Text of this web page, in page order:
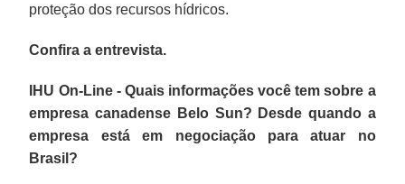
proteção dos recursos hídricos.
Confira a entrevista.
IHU On-Line - Quais informações você tem sobre a
empresa canadense Belo Sun? Desde quando a
empresa está em negociação para atuar no
Brasil?